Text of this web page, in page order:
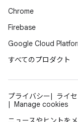
Chrome
Firebase
Google Cloud
すべてのプロダクト
プライバシー ライ
Manage cookies